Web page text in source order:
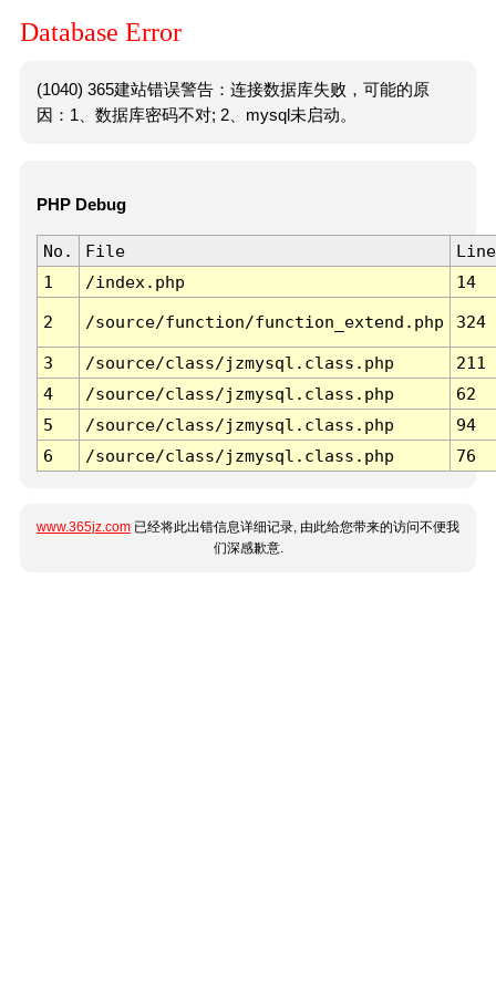
Database Error
(1040) 365建站错误警告：连接数据库失败，可能的原
因：1、数据库密码不对; 2、mysql未启动。
PHP Debug
No. File
Line
1
/index.php 14
2 /source/function/function_extend.php 324
3 /source/class/jzmysql.class.php
211
4
/source/class/jzmysql.class.php
62
5
/source/class/jzmysql.class.php
94
6
/source/class/jzmysql.class.php 76
www.365jz.com 已经将此出错信息详细记录, 由此给您带来的访问不便我
们深感歉意.